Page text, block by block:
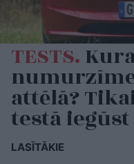
TESTS.
attēlā?
testā iegūst
LASĪTĀKIE